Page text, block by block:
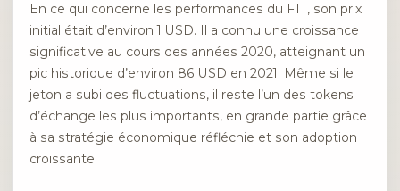
En ce qui concerne les performances du FTT, son prix
initial était d’environ 1 USD. Il a connu une croissance
significative au cours des années 2020, atteignant un
pic historique d’environ 86 USD en 2021. Même si le
jeton a subi des fluctuations, il reste l’un des tokens
d’échange les plus importants, en grande partie grâce
à sa stratégie économique réfléchie et son adoption
croissante.